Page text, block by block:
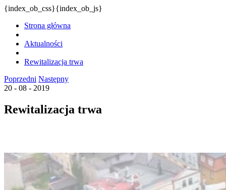
{index_ob_css}{index_ob_js}
Strona główna
Aktualności
Rewitalizacja trwa
Poprzedni Następny
20 - 08 - 2019
Rewitalizacja trwa